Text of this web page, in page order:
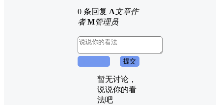
0 条回复 A文章作
者 M管理员
提交
暂无讨论，
说说你的看
法吧